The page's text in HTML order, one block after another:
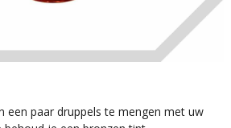
een paar druppels te mengen met uw